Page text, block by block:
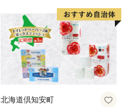
ー 消耗品 備蓄 送料無料 北海
道 倶知安町 日用品
北海道倶知安町